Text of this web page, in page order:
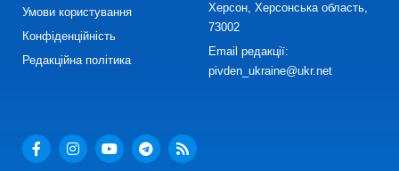
Умови користування
Конфіденційність
Редакційна політика
Херсон, Херсонська область,
73002
Email редакції:
pivden_ukraine@ukr.net